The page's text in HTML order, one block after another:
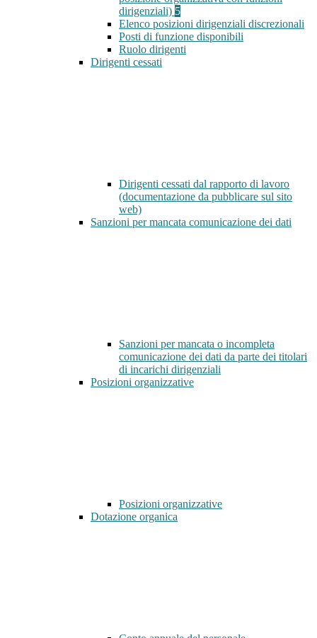
dirigenziali) 5
Elenco posizioni dirigenziali discrezionali
Posti di funzione disponibili
Ruolo dirigenti
Dirigenti cessati
Dirigenti cessati dal rapporto di lavoro
(documentazione da pubblicare sul sito
web)
Sanzioni per mancata comunicazione dei dati
Sanzioni per mancata o incompleta
comunicazione dei dati da parte dei titolari
di incarichi dirigenziali
Posizioni organizzative
Posizioni organizzative
Dotazione organica